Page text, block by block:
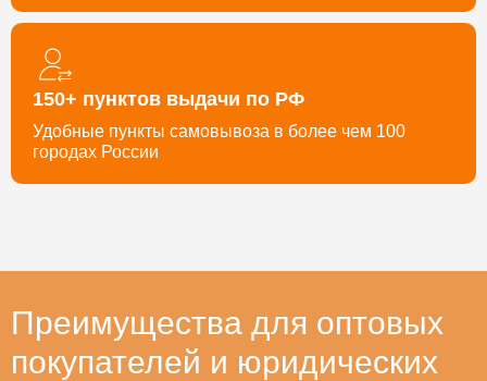
150+ пунктов выдачи по РФ
Удобные пункты самовывоза в более чем 100
городах России
Преимущества для оптовых
покупателей и юридических